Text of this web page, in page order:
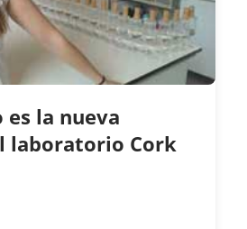
es la nueva
laboratorio Cork